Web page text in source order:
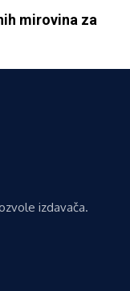
mirovina za
izdavača.